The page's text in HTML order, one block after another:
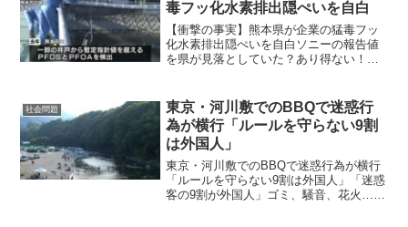
毒フッ化水素排出隠ぺいを自白
【衝撃の事実】熊本県が企業の猛毒フッ
化水素排出隠ぺいを自白ソニーの報告値
を県が見落としていた？あり得ない！
社会問題
東京・河川敷でのBBQで迷惑行
為が横行「ルールを守らない9割
は外国人」
東京・河川敷でのBBQで迷惑行為が横行
「ルールを守らない9割は外国人」「迷惑
客の9割が外国人」ゴミ、騒音、花火…迷